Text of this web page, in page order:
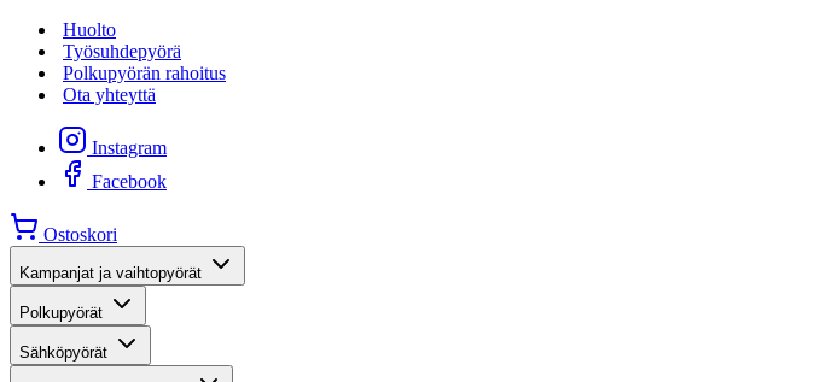
Huolto
Työsuhdepyörä
Polkupyörän rahoitus
Ota yhteyttä
Instagram
Facebook
Ostoskori
Kampanjat ja vaihtopyörät
Polkupyörät
Sähköpyörät